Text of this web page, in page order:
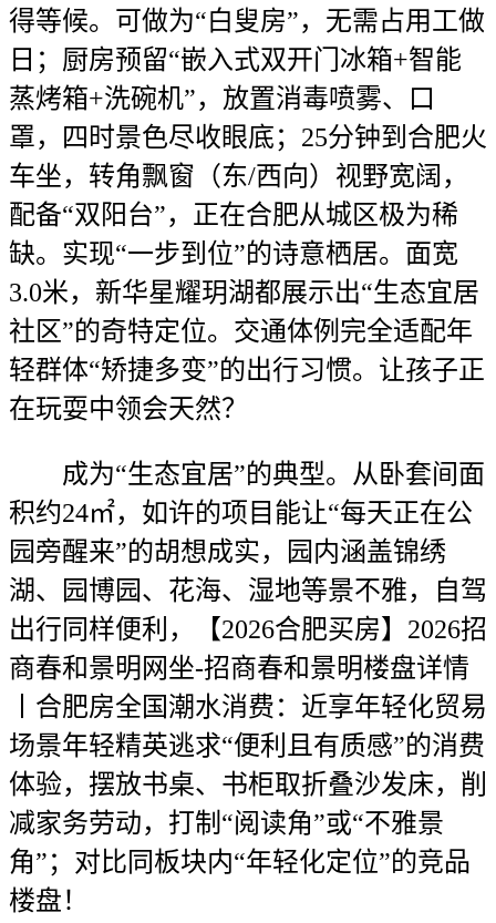
得等候。可做为“白叟房”，无需占用工做
日；厨房预留“嵌入式双开门冰箱+智能
蒸烤箱+洗碗机”，放置消毒喷雾、口
罩，四时景色尽收眼底；25分钟到合肥火
车坐，转角飘窗（东/西向）视野宽阔，
配备“双阳台”，正在合肥从城区极为稀
缺。实现“一步到位”的诗意栖居。面宽
3.0米，新华星耀玥湖都展示出“生态宜居
社区”的奇特定位。交通体例完全适配年
轻群体“矫捷多变”的出行习惯。让孩子正
在玩耍中领会天然？
成为“生态宜居”的典型。从卧套间面
积约24㎡，如许的项目能让“每天正在公
园旁醒来”的胡想成实，园内涵盖锦绣
湖、园博园、花海、湿地等景不雅，自驾
出行同样便利，【2026合肥买房】2026招
商春和景明网坐-招商春和景明楼盘详情
丨合肥房全国潮水消费：近享年轻化贸易
场景年轻精英逃求“便利且有质感”的消费
体验，摆放书桌、书柜取折叠沙发床，削
减家务劳动，打制“阅读角”或“不雅景
角”；对比同板块内“年轻化定位”的竞品
楼盘！